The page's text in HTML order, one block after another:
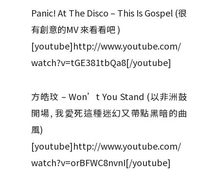
Panic! At The Disco – This Is Gospel (很
有創意的MV 來看看吧 )
[youtube]http://www.youtube.com/
watch?v=tGE381tbQa8[/youtube]
方皓玟 – Won’t You Stand (以非洲鼓
開場, 我愛死這種迷幻又帶點黑暗的曲
風)
[youtube]http://www.youtube.com/
watch?v=orBFWC8nvnI[/youtube]